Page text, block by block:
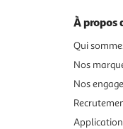
À propos
Qui
Nos
Nos